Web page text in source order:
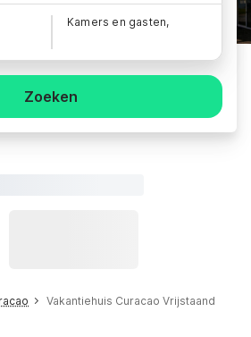
Kamers en gasten,
Zoeken
Vakantiehuis Curacao Vrijstaand